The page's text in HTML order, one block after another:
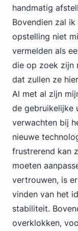
handmatig
Bovendien zal
opstelling niet
vermelden als
die op zoek zijn
dat zullen ze
Al met al zijn
de gebruikelijke
verwachten bij
nieuwe
frustrerend kan
moeten
vertrouwen, is
vinden van het
stabiliteit.
overklokken,